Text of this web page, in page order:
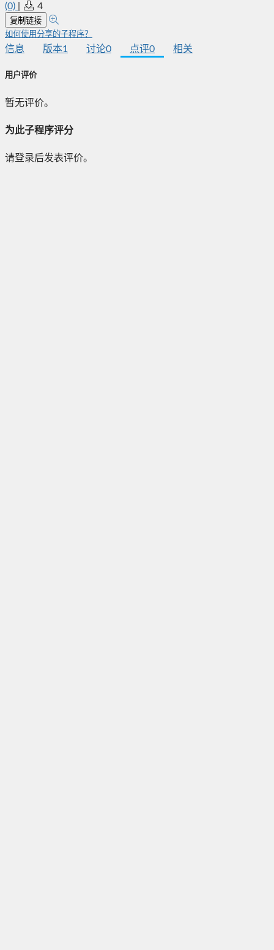
(0)
4
复制链接
如何使用分享的子程序？
信息 版本1 讨论0 点评0 相关
用户评价
暂无评价。
为此子程序评分
请登录后发表评价。